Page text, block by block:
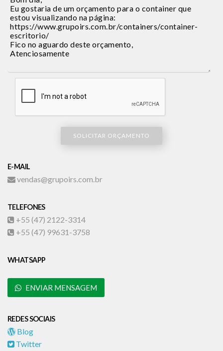
SOLICITAR ORÇAMENTO
E-MAIL
vendas@grupoirs.com.br
TELEFONES
+55 (47) 2122-3314
+55 (47) 99631-3758
WHATSAPP
ENVIAR MENSAGEM
REDES SOCIAIS
Blog
Twitter